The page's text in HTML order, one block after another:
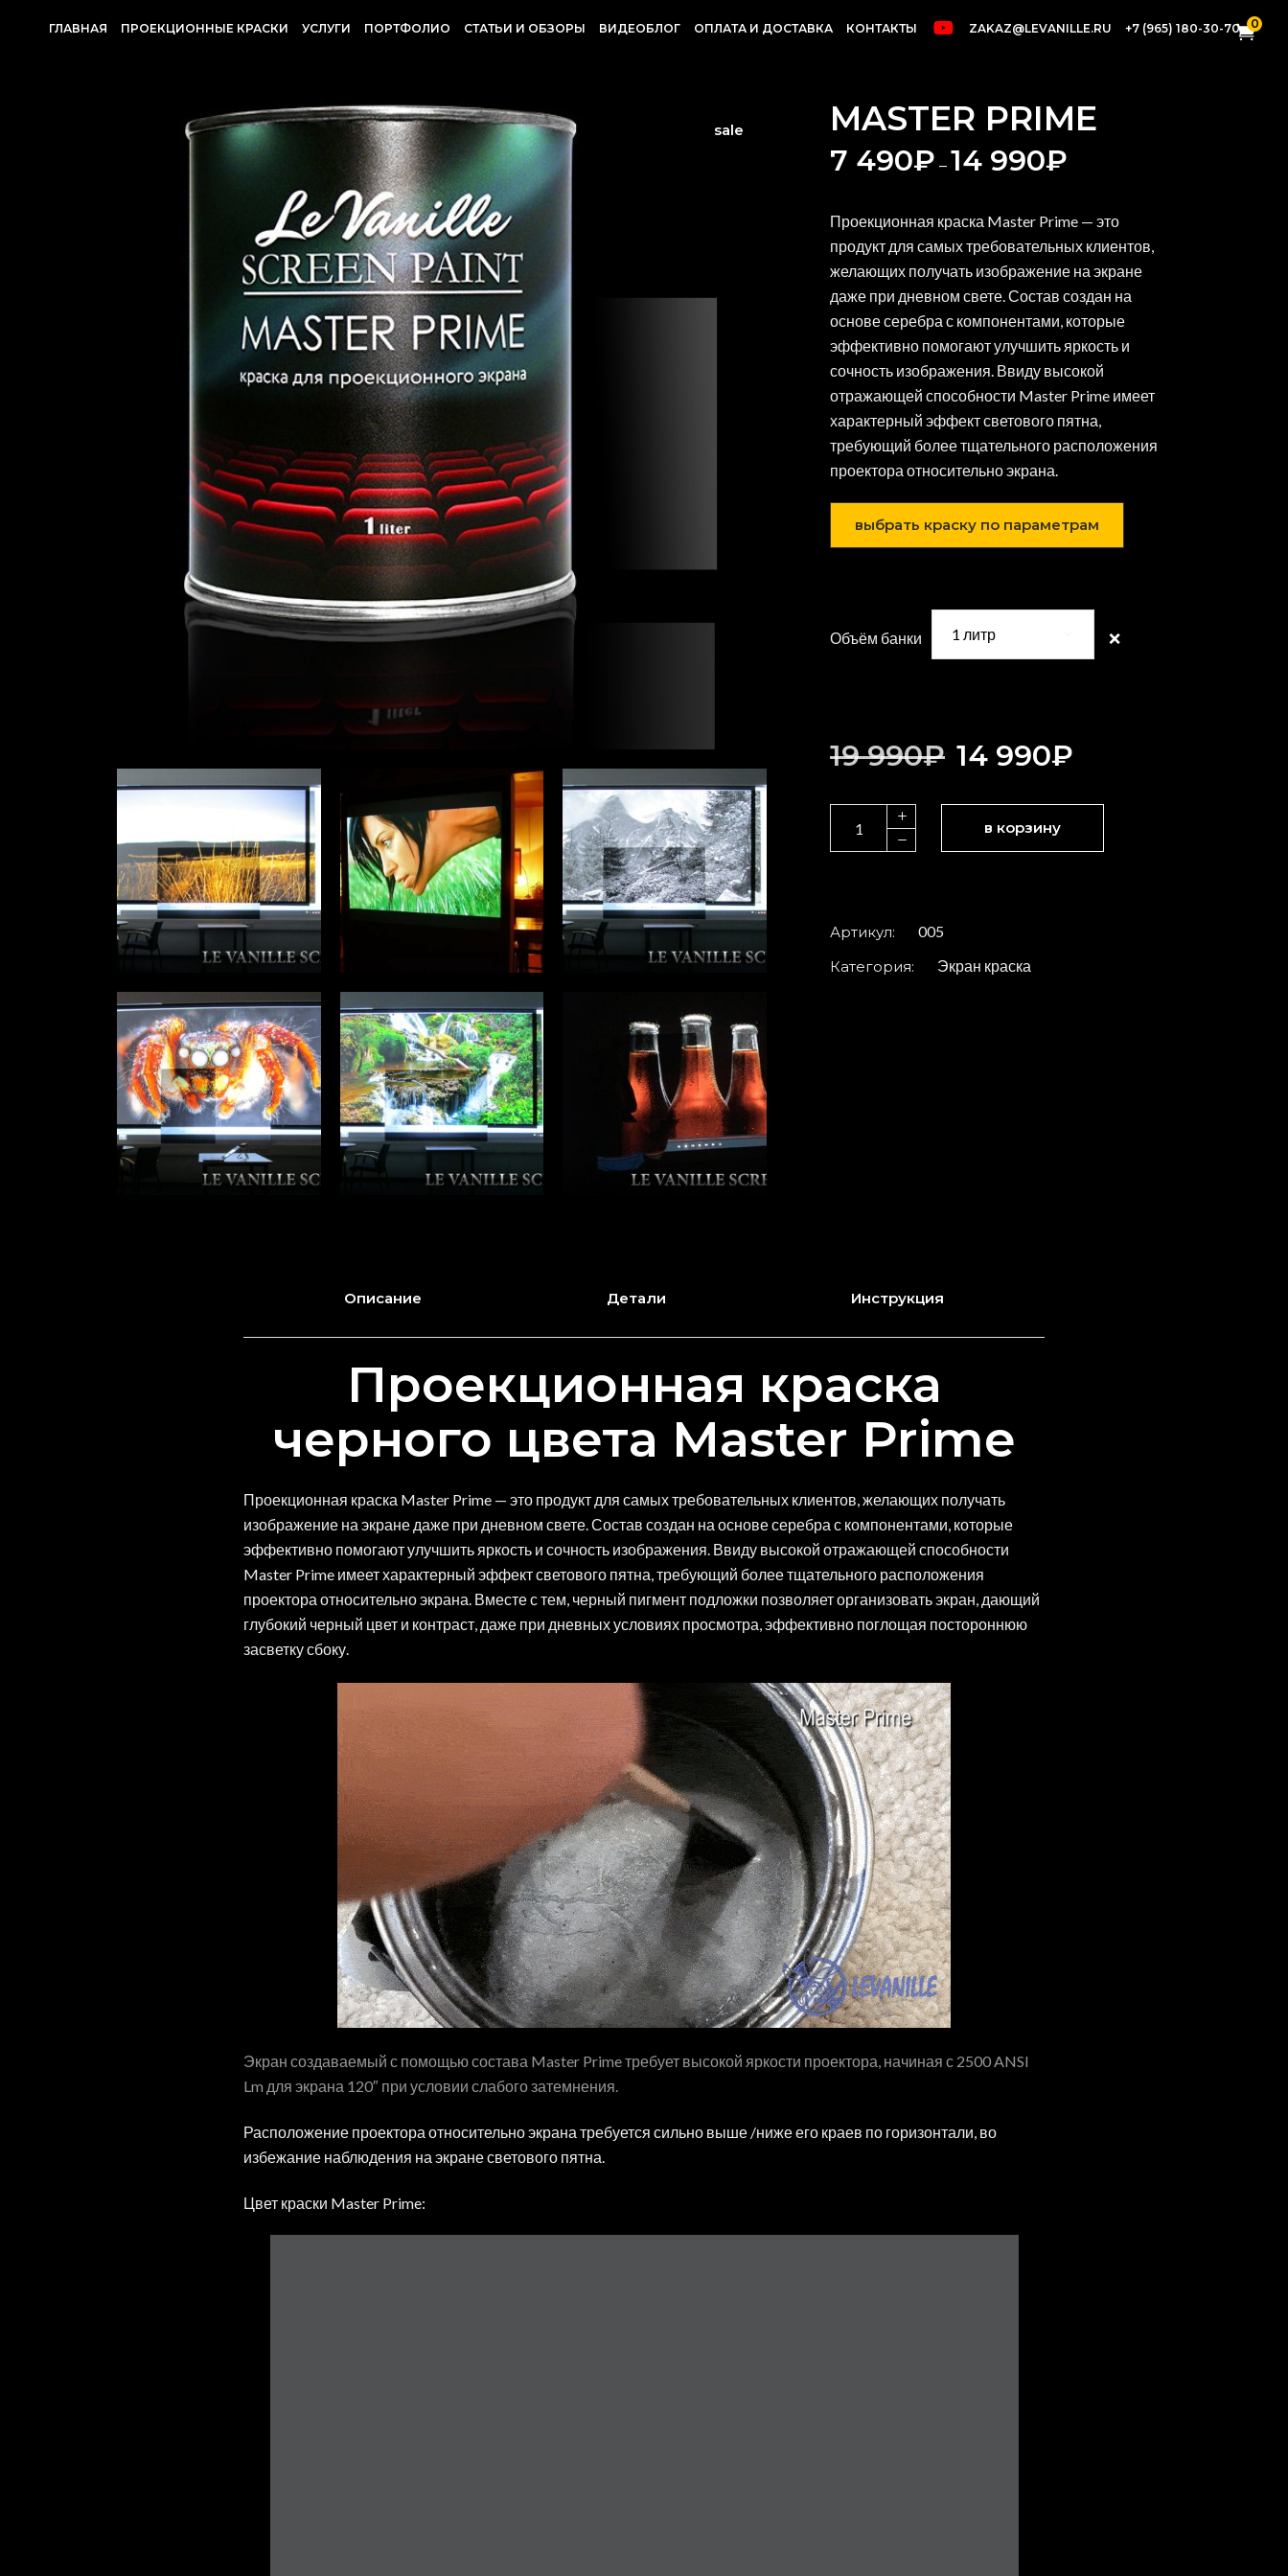
ГЛАВНАЯ ПРОЕКЦИОННЫЕ КРАСКИ УСЛУГИ ПОРТФОЛИО СТАТЬИ И ОБЗОРЫ ВИДЕОБЛОГ ОПЛАТА И ДОСТАВКА КОНТАКТЫ ZAKAZ@LEVANILLE.RU +7 (965) 180-30-70 0
sale MASTER PRIME
7 490₽ – 14 990₽
Проекционная краска Master Prime — это
продукт для самых требовательных клиентов,
желающих получать изображение на экране
даже при дневном свете. Состав создан на
основе серебра с компонентами, которые
эффективно помогают улучшить яркость и
сочность изображения. Ввиду высокой
отражающей способности Master Prime имеет
характерный эффект светового пятна,
требующий более тщательного расположения
проектора относительно экрана.
выбрать краску по параметрам
Объём банки 1 литр ❌
19 990₽ 14 990₽
PRIME
в корзину
Артикул:
005
Категория:
Экран краска
Описание Детали Инструкция
Проекционная краска
черного цвета Master Prime
Проекционная краска Master Prime — это продукт для самых требовательных клиентов, желающих получать
изображение на экране даже при дневном свете. Состав создан на основе серебра с компонентами, которые
эффективно помогают улучшить яркость и сочность изображения. Ввиду высокой отражающей способности
Master Prime имеет характерный эффект светового пятна, требующий более тщательного расположения
проектора относительно экрана. Вместе с тем, черный пигмент подложки позволяет организовать экран, дающий
глубокий черный цвет и контраст, даже при дневных условиях просмотра, эффективно поглощая постороннюю
засветку сбоку.
Экран создаваемый с помощью состава Master Prime требует высокой яркости проектора, начиная с 2500 ANSI
Lm для экрана 120″ при условии слабого затемнения.
Расположение проектора относительно экрана требуется сильно выше /ниже его краев по горизонтали, во
избежание наблюдения на экране светового пятна.
Цвет краски Master Prime: